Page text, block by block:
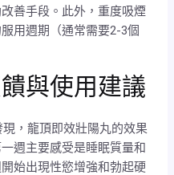
善手段。此外，重度吸煙
用週期（通常需要2-3個
與使用建議
，龍頂即效壯陽丸的效果
週主要感受是睡眠質量和
始出現性慾增強和勃起硬